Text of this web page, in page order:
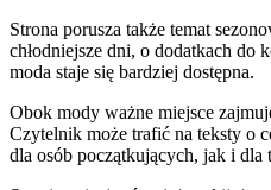
Strona porusza także temat
chłodniejsze dni, o dodatkach
moda staje się bardziej dostępna.
Obok mody ważne miejsce
Czytelnik może trafić na teksty o
dla osób początkujących, jak i dla